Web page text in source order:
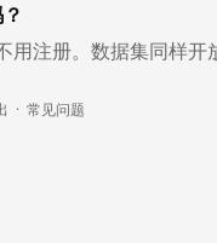
用注册。数据集同样
· 常见问题